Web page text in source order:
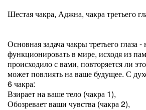
Шестая чакра, Аджна, чакра третьего
Основная задача чакры третьего глаза -
функционировать в мире, исходя из
происходило с вами, повторяется ли
может повлиять на ваше будущее. С
6 чакра:
Взирает на ваше тело (чакра 1),
Обозревает ваши чувства (чакра 2),